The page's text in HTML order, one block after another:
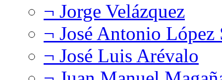
¬ Jorge Velázquez
¬ José Antonio López
¬ José Luis Arévalo